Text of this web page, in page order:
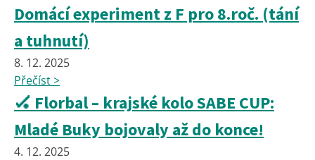
Domácí experiment z F pro 8.roč. (tání
a tuhnutí)
8. 12. 2025
Přečíst >
🏑 Florbal – krajské kolo SABE CUP:
Mladé Buky bojovaly až do konce!
4. 12. 2025